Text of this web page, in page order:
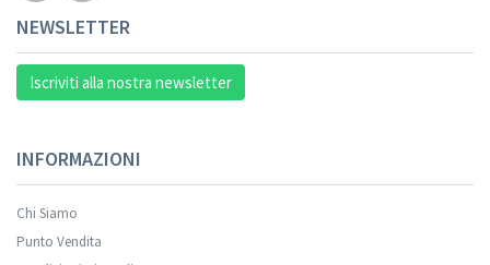
NEWSLETTER
Iscriviti alla nostra newsletter
INFORMAZIONI
Chi Siamo
Punto Vendita